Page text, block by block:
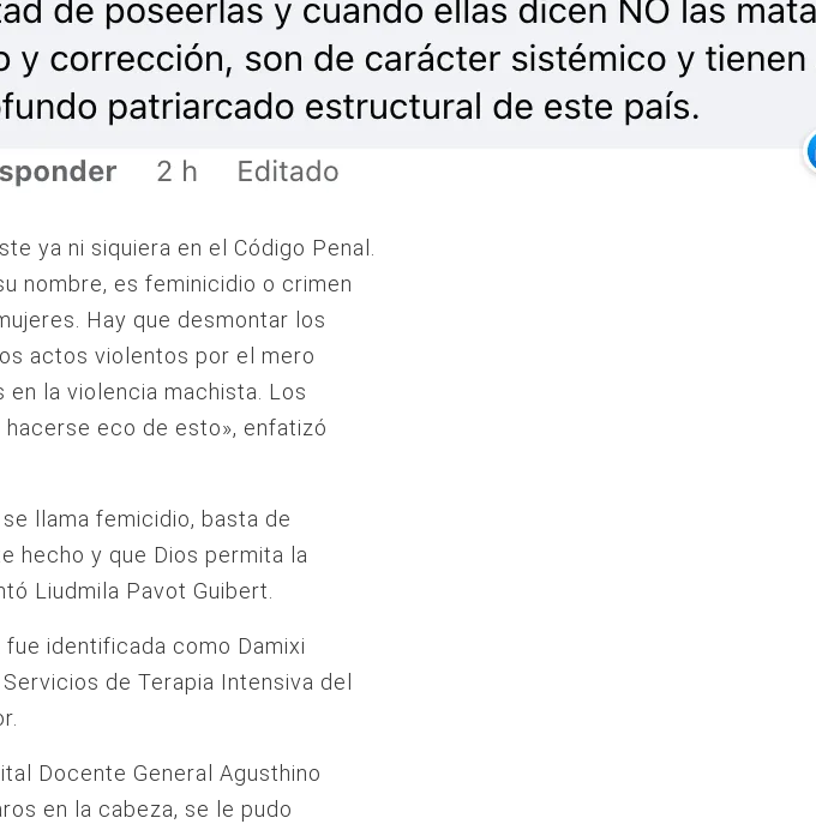
ya ni siquiera en el Código Penal.
nombre, es feminicidio o crimen
Hay que desmontar los
actos violentos por el mero
en la violencia machista. Los
eco de esto», enfatizó
llama femicidio, basta de
hecho y que Dios permita la
Liudmila Pavot Guibert.
identificada como Damixi
de Terapia Intensiva del
Docente General Agusthino
en la cabeza, se le pudo